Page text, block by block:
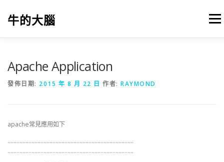
牛的大腦 選單
Apache Application
發佈日期: 2015 年 8 月 22 日 作者: RAYMOND
apache常見應用如下
…………………………………………………………………………
…………………………………………………………………………